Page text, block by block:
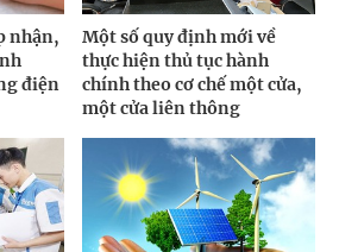
nhận,
điện
Một số quy định mới về
thực hiện thủ tục hành
chính theo cơ chế một cửa,
một cửa liên thông